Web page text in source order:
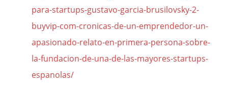
para-startups-gustavo-garcia-brusilovsky-2-
buyvip-com-cronicas-de-un-emprendedor-un-
apasionado-relato-en-primera-persona-sobre-
la-fundacion-de-una-de-las-mayores-startups-
espanolas/